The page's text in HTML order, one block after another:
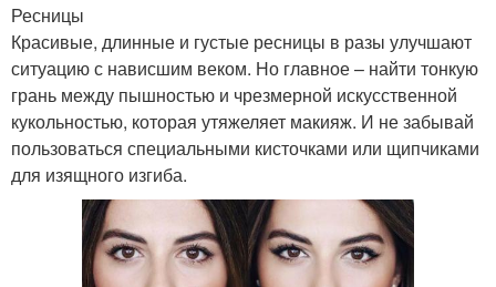
Ресницы
Красивые, длинные и густые ресницы в разы улучшают
ситуацию с нависшим веком. Но главное – найти тонкую
грань между пышностью и чрезмерной искусственной
кукольностью, которая утяжеляет макияж. И не забывай
пользоваться специальными кисточками или щипчиками
для изящного изгиба.